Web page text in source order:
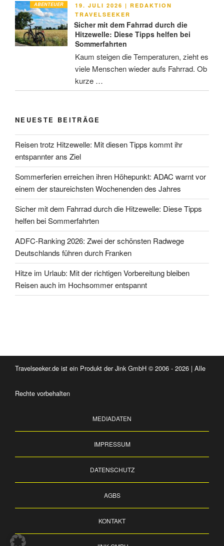
ABENTEUER
VERÖFFENTLICHT
AM
19. JULI 2026 | REDAKTION
TRAVELSEEKER
Sicher mit dem Fahrrad durch die
Hitzewelle: Diese Tipps helfen bei
Sommerfahrten
Kaum steigen die Temperaturen, zieht es
viele Menschen wieder aufs Fahrrad. Ob
kurze …
NEUESTE BEITRÄGE
Reisen trotz Hitzewelle: Mit diesen Tipps kommt ihr
entspannter ans Ziel
Sommerferien erreichen ihren Höhepunkt: ADAC warnt vor
einem der staureichsten Wochenenden des Jahres
Sicher mit dem Fahrrad durch die Hitzewelle: Diese Tipps
helfen bei Sommerfahrten
ADFC-Ranking 2026: Zwei der schönsten Radwege
Deutschlands führen durch Franken
Hitze im Urlaub: Mit der richtigen Vorbereitung bleiben
Reisen auch im Hochsommer entspannt
Travelseeker.de ist ein Produkt der Jink GmbH © 2006 - 2026 | Alle
Rechte vorbehalten
MEDIADATEN
IMPRESSUM
DATENSCHUTZ
AGBS
KONTAKT